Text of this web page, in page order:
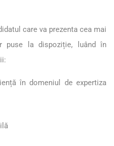
care va prezenta cea mai
puse la dispoziție, luând în
în domeniul de expertiza